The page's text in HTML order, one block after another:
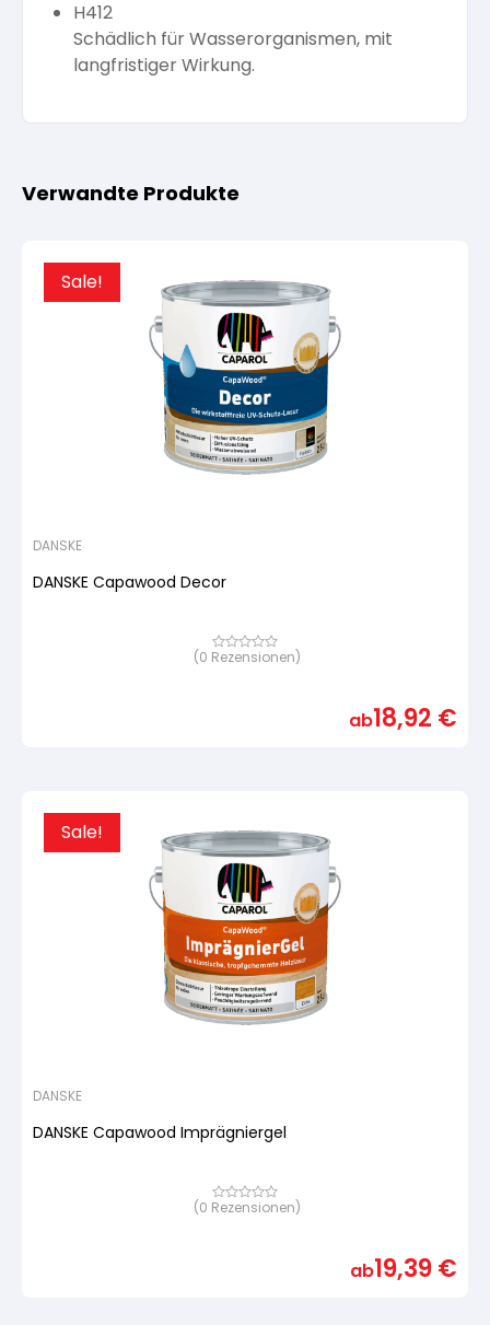
H412
Schädlich für Wasserorganismen, mit
langfristiger Wirkung.
Verwandte Produkte
Sale!
DANSKE
DANSKE Capawood Decor
Bewertet
(0 Rezensionen)
ab18,92 €
Sale!
DANSKE
DANSKE Capawood Imprägniergel
Bewertet
(0 Rezensionen)
ab19,39€